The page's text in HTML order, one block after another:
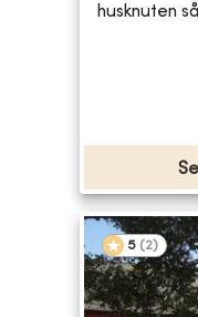
husknuten
5 (2)